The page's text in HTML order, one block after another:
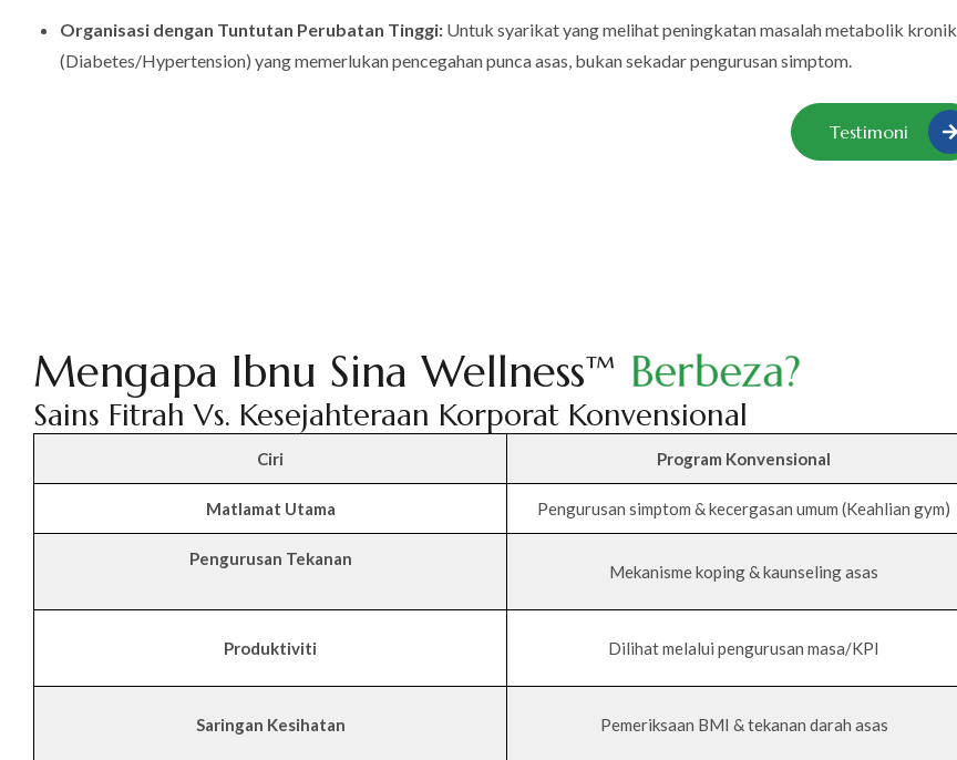
Organisasi dengan Tuntutan Perubatan Tinggi: Untuk syarikat yang melihat peningkatan masalah metabolik kronik
(Diabetes/Hypertension) yang memerlukan pencegahan punca asas, bukan sekadar pengurusan simptom.
Testimoni
Mengapa Ibnu Sina Wellness™ Berbeza?
Sains Fitrah Vs. Kesejahteraan Korporat Konvensional
Ciri Program Konvensional
Matlamat Utama Pengurusan simptom & kecergasan umum (Keahlian gym)
Pengurusan Tekanan
Mekanisme koping & kaunseling asas
Produktiviti Dilihat melalui pengurusan masa/KPI
Saringan Kesihatan Pemeriksaan BMI & tekanan darah asas